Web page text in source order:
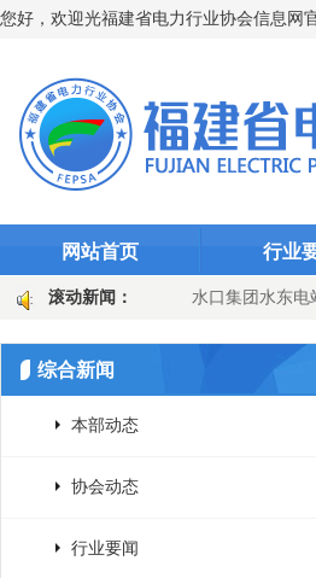
您好，欢迎光福建省电力行业协会信息网
网站首页 行业
滚动新闻：
智能防线”（图文) 水口集团水东电
国网长汀县供电公司：主变换“心”
综合新闻
本部动态
协会动态
行业要闻